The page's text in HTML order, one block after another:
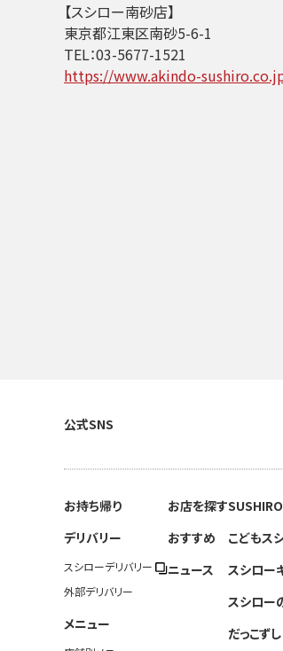
【スシロー南砂店】
東京都江東区南砂5-6-1
TEL：03-5677-1521
https://www.akindo-
公式SNS
お持ち帰り
デリバリー
スシローデリバリー
外部デリバリー
メニュー
お店を探す
おすすめ
ニュース
こどもス
スシロー
スシロー
だっこずし